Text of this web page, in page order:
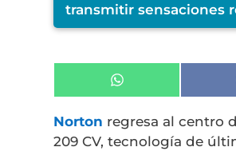
transmitir sensaciones
Compartir
en
WhatsApp
Norton regresa al centro
209 CV, tecnología de